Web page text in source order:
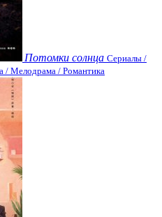
Потомки солнца Сериалы /
/ Мелодрама / Романтика